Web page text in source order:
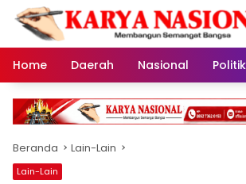
Langsung
konten
Home
Daerah Nasional Politik
Beranda Lain-Lain
Lain-Lain